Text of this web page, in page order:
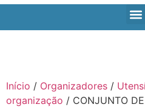
Início / Organizadores /
organização / CONJUNTO